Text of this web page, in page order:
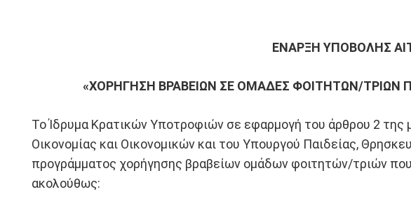
ΕΝΑΡΞΗ ΥΠΟΒΟΛΗΣ
«ΧΟΡΗΓΗΣΗ ΒΡΑΒΕΙΩΝ ΣΕ ΟΜΑΔΕΣ ΦΟΙΤΗΤΩΝ/ΤΡΙΩΝ
Το Ίδρυμα Κρατικών Υποτροφιών σε εφαρμογή του άρθρου 2
Οικονομίας και Οικονομικών και του Υπουργού Παιδείας,
προγράμματος χορήγησης βραβείων ομάδων φοιτητών/τριών
ακολούθως: